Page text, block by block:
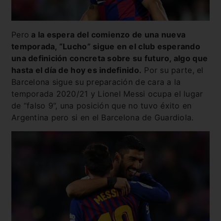
Pero a la espera del comienzo de una nueva
temporada, “Lucho” sigue en el club esperando
una definición concreta sobre su futuro, algo que
hasta el día de hoy es indefinido. Por su parte, el
Barcelona sigue su preparación de cara a la
temporada 2020/21 y Lionel Messi ocupa el lugar
de “falso 9”, una posición que no tuvo éxito en
Argentina pero si en el Barcelona de Guardiola.